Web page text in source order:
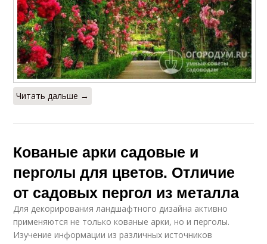
Читать дальше →
Кованые арки садовые и
перголы для цветов. Отличие
от садовых пергол из металла
Для декорирования ландшафтного дизайна активно
применяются не только кованые арки, но и перголы.
Изучение информации из различных источников